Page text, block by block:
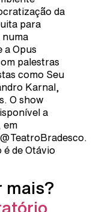
da
para
numa
a Opus
palestras
como Seu
Karnal,
O show
a
em
é de Otávio
mais?